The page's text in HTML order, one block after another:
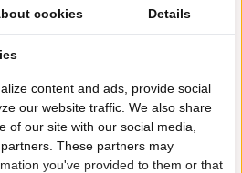
help you find the right product
cookies Details
content and ads, provide social
our website traffic. We also share
of our site with our social media,
These partners may
you've provided to them or that